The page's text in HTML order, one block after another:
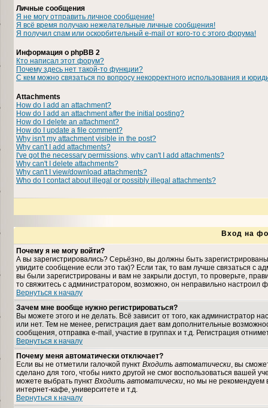
Личные сообщения
Я не могу отправить личное сообщение!
Я всё время получаю нежелательные личные сообщения!
Я получил спам или оскорбительный e-mail от кого-то с этого форума!
Информация о phpBB 2
Кто написал этот форум?
Почему здесь нет такой-то функции?
С кем можно связаться по вопросу некорректного использования и
Attachments
How do I add an attachment?
How do I add an attachment after the initial posting?
How do I delete an attachment?
How do I update a file comment?
Why isn't my attachment visible in the post?
Why can't I add attachments?
I've got the necessary permissions, why can't I add attachments?
Why can't I delete attachments?
Why can't I view/download attachments?
Who do I contact about illegal or possibly illegal attachments?
Вход на
Почему я не могу войти?
А вы зарегистрировались? Серьёзно, вы должны быть
увидите сообщение если это так)? Если так, то вам лучше связаться с
вы были зарегистрированы и вам не закрыли доступ, то проверьте,
то свяжитесь с администратором, возможно, он неправильно настроил
Вернуться к началу
Зачем мне вообще нужно регистрироваться?
Вы можете этого и не делать. Всё зависит от того, как
или нет. Тем не менее, регистрация дает вам дополнительные
сообщения, отправка e-mail, участие в группах и т.д. Регистрация
Вернуться к началу
Почему меня автоматически отключает?
Если вы не отметили галочкой пункт Входить автоматически, вы
сделано для того, чтобы никто другой не смог воспользоваться вашей
можете выбрать пункт Входить автоматически, но мы не рекомендуем
интернет-кафе, университете и т.д.
Вернуться к началу